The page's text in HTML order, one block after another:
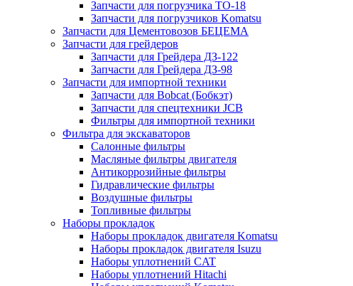
Запчасти для погрузчика ТО-18
Запчасти для погрузчиков Komatsu
Запчасти для Цементовозов БЕЦЕМА
Запчасти для грейдеров
Запчасти для Грейдера ДЗ-122
Запчасти для Грейдера ДЗ-98
Запчасти для импортной техники
Запчасти для Bobcat (Бобкэт)
Запчасти для спецтехники JCB
Фильтры для импортной техники
Фильтра для экскаваторов
Салонные фильтры
Масляные фильтры двигателя
Антикоррозийные фильтры
Гидравлические фильтры
Воздушные фильтры
Топливные фильтры
Наборы прокладок
Наборы прокладок двигателя Komatsu
Наборы прокладок двигателя Isuzu
Наборы уплотнений CAT
Наборы уплотнений Hitachi